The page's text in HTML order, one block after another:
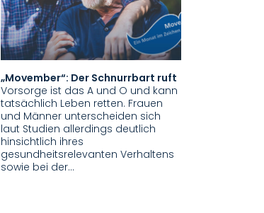
„Movember“: Der Schnurrbart ruft
Vorsorge ist das A und O und kann
tatsächlich Leben retten. Frauen
und Männer unterscheiden sich
laut Studien allerdings deutlich
hinsichtlich ihres
gesundheitsrelevanten Verhaltens
sowie bei der…